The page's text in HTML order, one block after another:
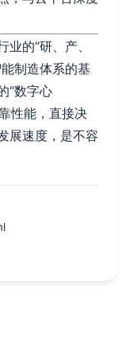
的“研、产、
制造体系的基
“数字心
性能，直接决
展速度，是不容